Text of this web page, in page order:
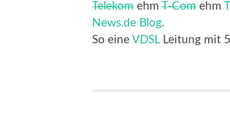
Telekom ehm T-Com ehm
News.de Blog.
So eine VDSLLeitung mit